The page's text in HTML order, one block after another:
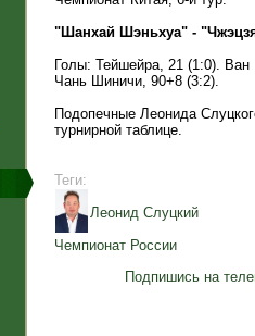
"Шанхай Шэньхуа" -
Голы: Тейшейра, 21 (1:0).
Чань Шиничи, 90+8 (3:2).
Подопечные Леонида
турнирной таблице.
Теги:
Леонид Слуцкий
Чемпионат России
Подпишись на